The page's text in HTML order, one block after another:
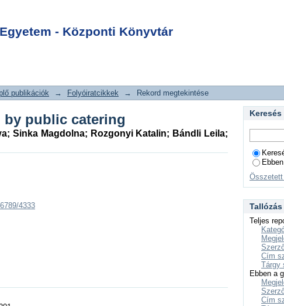
- Központi Könyvtár
by public
publikációk → Folyóiratcikkek → Rekord megtekintése
by public catering
;Sinka Magdolna; Rozgonyi Katalin; Bándli Leila;
4333
Keresés
Tallózás
Teljes
Cím
Tárgy
Ebben a
Cím